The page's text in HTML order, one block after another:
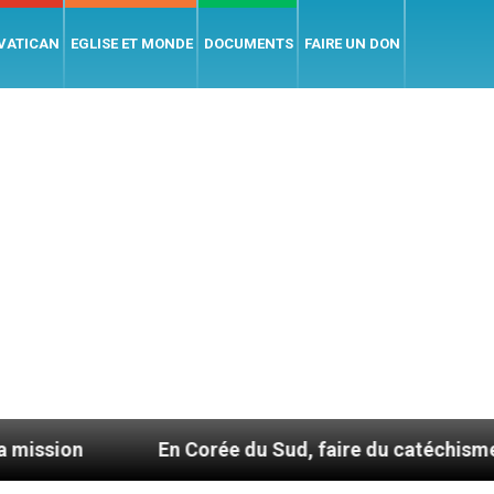
EGLISE ET MONDE DOCUMENTS FAIRE UN DON
En Corée du Sud, faire du catéchisme autrement